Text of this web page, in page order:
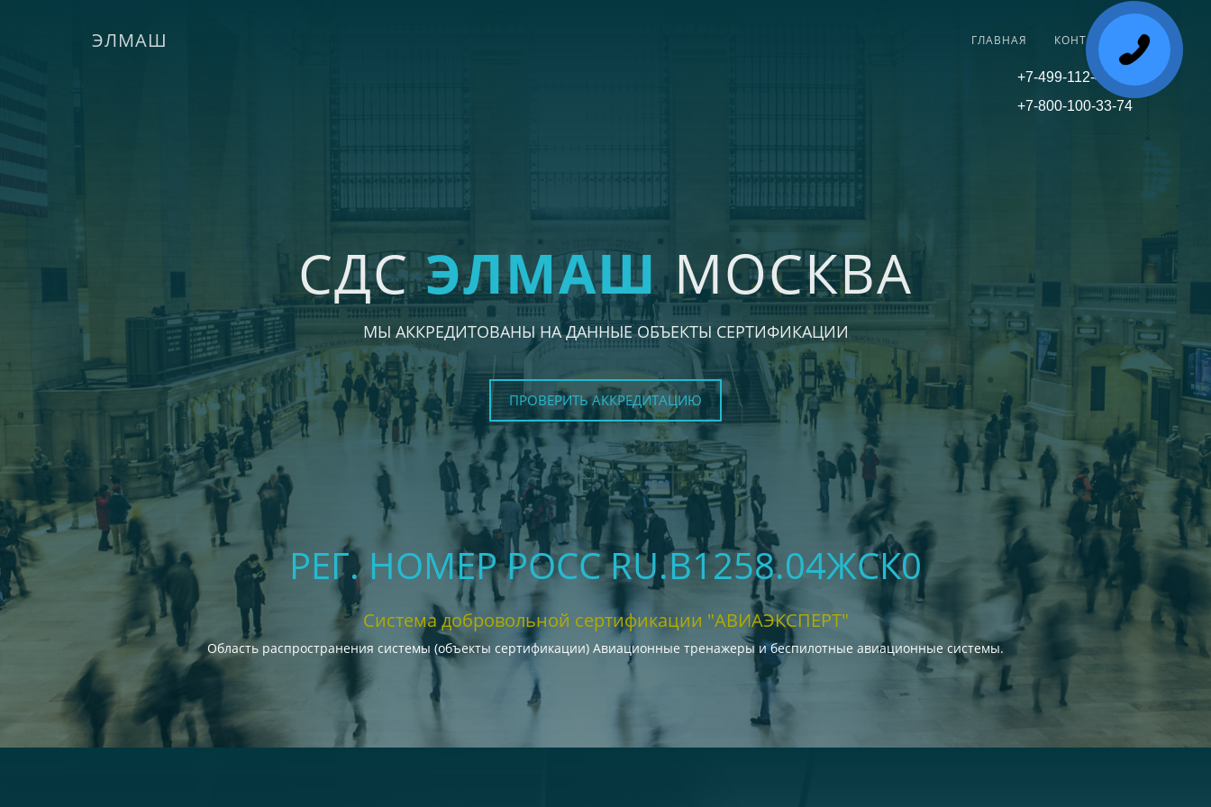
ЭЛМАШ ГЛАВНАЯ КОНТАКТЫ
СДСЭЛМАШМОСКВА
МЫ АККРЕДИТОВАНЫ НА ДАННЫЕ ОБЪЕКТЫ СЕРТИФИКАЦИИ
ПРОВЕРИТЬ АККРЕДИТАЦИЮ
РЕГ. НОМЕР РОСС RU.В1258.04ЖСК0
Система добровольной сертификации "АВИАЭКСПЕРТ"
Область распространения системы (объекты сертификации) Авиационные тренажеры и беспилотные авиационные системы.
+7-499-112-45-81
+7-800-100-33-74